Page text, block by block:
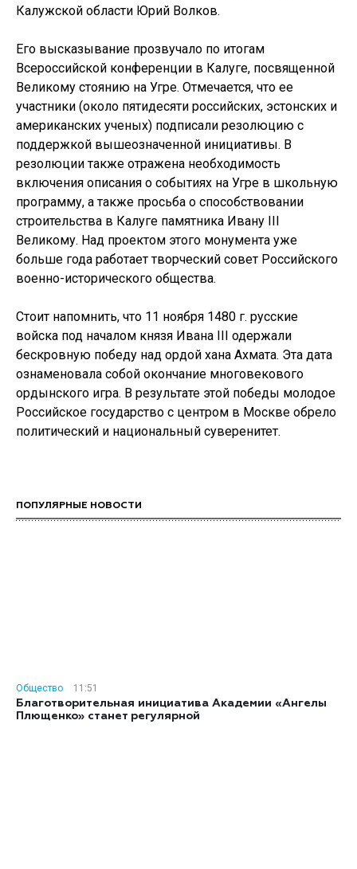
Калужской области Юрий Волков.
Его высказывание прозвучало по итогам
Всероссийской конференции в Калуге, посвященной
Великому стоянию на Угре. Отмечается, что ее
участники (около пятидесяти российских, эстонских и
американских ученых) подписали резолюцию с
поддержкой вышеозначенной инициативы. В
резолюции также отражена необходимость
включения описания о событиях на Угре в школьную
программу, а также просьба о способствовании
строительства в Калуге памятника Ивану III
Великому. Над проектом этого монумента уже
больше года работает творческий совет Российского
военно-исторического общества.
Стоит напомнить, что 11 ноября 1480 г. русские
войска под началом князя Ивана III одержали
бескровную победу над ордой хана Ахмата. Эта дата
ознаменовала собой окончание многовекового
ордынского игра. В результате этой победы молодое
Российское государство с центром в Москве обрело
политический и национальный суверенитет.
ПОПУЛЯРНЫЕ НОВОСТИ
Общество
11:51
Благотворительная инициатива Академии «Ангелы
Плющенко» станет регулярной